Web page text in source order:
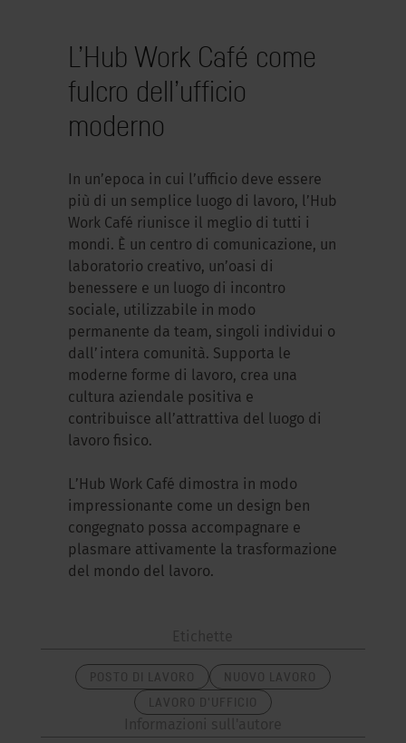
L’Hub Work Café come
fulcro dell’ufficio
moderno
In un’epoca in cui l’ufficio deve essere
più di un semplice luogo di lavoro, l’Hub
Work Café riunisce il meglio di tutti i
mondi. È un centro di comunicazione, un
laboratorio creativo, un’oasi di
benessere e un luogo di incontro
sociale, utilizzabile in modo
permanente da team, singoli individui o
dall’intera comunità. Supporta le
moderne forme di lavoro, crea una
cultura aziendale positiva e
contribuisce all’attrattiva del luogo di
lavoro fisico.
L’Hub Work Café dimostra in modo
impressionante come un design ben
congegnato possa accompagnare e
plasmare attivamente la trasformazione
del mondo del lavoro.